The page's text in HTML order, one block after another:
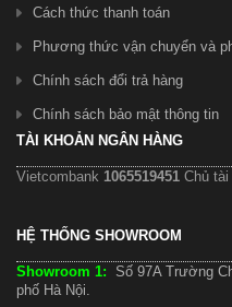
Cách thức thanh toán
Phương thức vận chuyển và
Chính sách đổi trả hàng
Chính sách bảo mật thông tin
TÀI KHOẢN NGÂN HÀNG
Vietcombank 1065519451 Chủ
HỆ THỐNG SHOWROOM
Showroom 1: Số 97A Trường
phố Hà Nội.